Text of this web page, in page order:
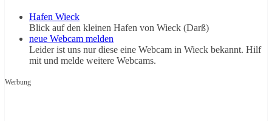
Hafen Wieck
Blick auf den kleinen Hafen von Wieck (Darß)
neue Webcam melden
Leider ist uns nur diese eine Webcam in Wieck bekannt. Hilf
mit und melde weitere Webcams.
Werbung